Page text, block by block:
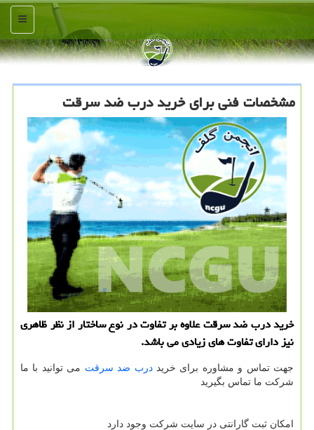
منو
مشخصات فنی برای خرید درب ضد سرقت
خرید درب ضد سرقت علاوه بر تفاوت در نوع ساختار از نظر ظاهری
نیز دارای تفاوت های زیادی می باشد.
جهت تماس و مشاوره برای خریددرب ضد سرقت می توانید با ما
شرکت ما تماس بگیرید
امکان ثبت گارانتی در سایت شرکت وجود دارد